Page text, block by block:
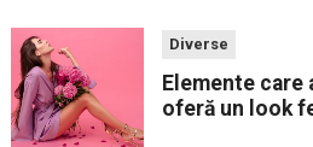
Diverse
Elemente care
oferă un look